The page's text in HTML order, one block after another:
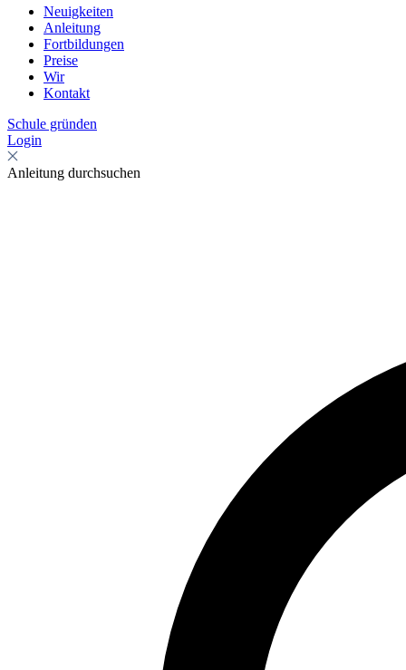
Neuigkeiten
Anleitung
Fortbildungen
Preise
Wir
Kontakt
Schule gründen
Login
Anleitung durchsuchen